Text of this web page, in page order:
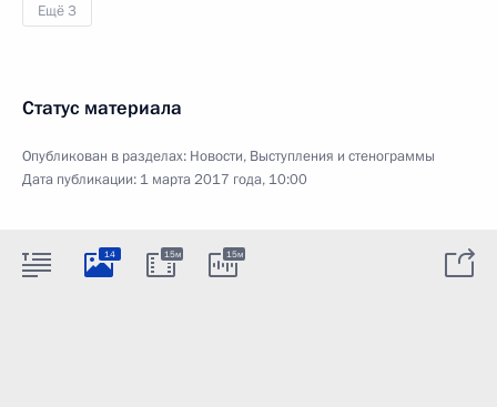
Ещё 3
Статус материала
Опубликован в разделах: Новости, Выступления и стенограммы
Дата публикации: 1 марта 2017 года, 10:00
14 15м 15м